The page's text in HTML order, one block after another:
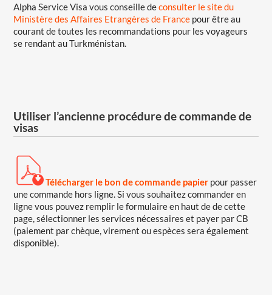
Alpha Service Visa vous conseille deconsulter le site du
Ministère des Affaires Etrangères de France pour être au
courant de toutes les recommandations pour les voyageurs
se rendant au Turkménistan.
Utiliser l’ancienne procédure de commande de
visas
Télécharger le bon de commande papier pour passer
une commande hors ligne. Si vous souhaitez commander en
ligne vous pouvez remplir le formulaire en haut de de cette
page, sélectionner les services nécessaires et payer par CB
(paiement par chèque, virement ou espèces sera également
disponible).